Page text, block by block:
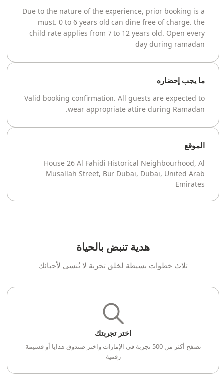
Due to the nature of the experience, prior booking is a
must. 0 to 6 years old can dine free of charge. the
child rate applies from 7 to 12 years old. Open every
day during ramadan
ما يجب إحضاره
Valid booking confirmation. All guests are expected to
wear appropriate attire during Ramadan.
الموقع
House 26 Al Fahidi Historical Neighbourhood, Al
Musallah Street, Bur Dubai, Dubai, United Arab
Emirates
هدية تنبض بالحياة
ثلاث خطوات بسيطة لخلق تجربة لا تُنسى لأحبائك
اختر تجربتك
تصفح أكثر من 500 تجربة في الإمارات واختر صندوق هدايا أو قسيمة
رقمية